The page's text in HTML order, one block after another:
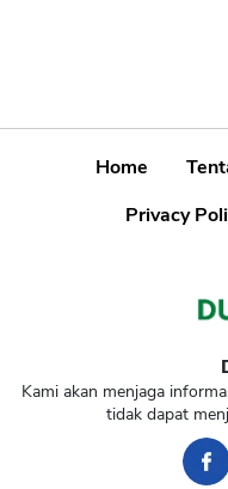
Home
Privacy
Kami akan menjaga
tidak dapat